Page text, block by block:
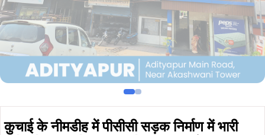
कुचाई के नीमडीह में पीसीसी सड़क निर्माण में भारी